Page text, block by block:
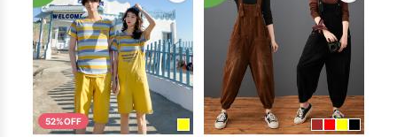
52%OFF